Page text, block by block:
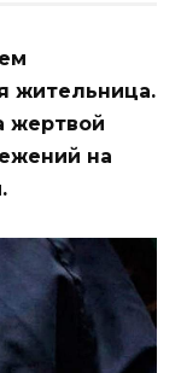
жительница.
жертвой
на